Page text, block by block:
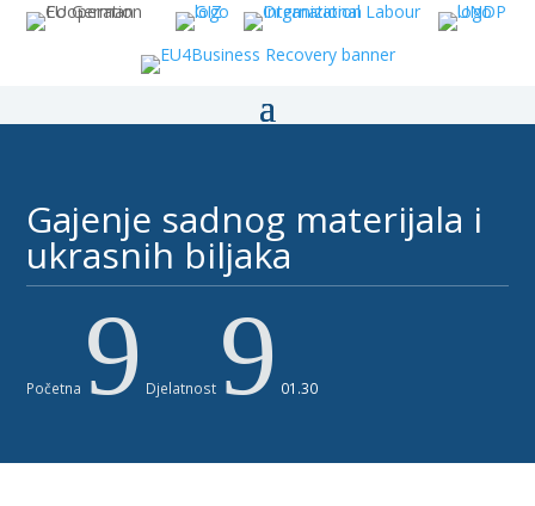
Gajenje sadnog materijala i
ukrasnih biljaka
Početna 9 Djelatnost 9 01.30